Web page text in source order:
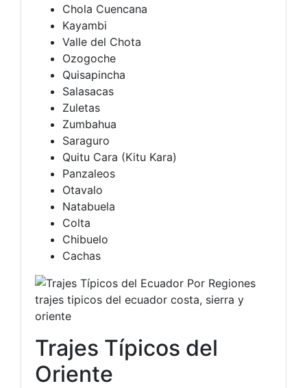
Chola Cuencana
Kayambi
Valle del Chota
Ozogoche
Quisapincha
Salasacas
Zuletas
Zumbahua
Saraguro
Quitu Cara (Kitu Kara)
Panzaleos
Otavalo
Natabuela
Colta
Chibuelo
Cachas
Trajes Típicos del
Oriente